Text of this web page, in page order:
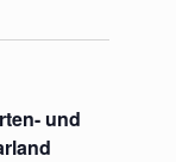
und